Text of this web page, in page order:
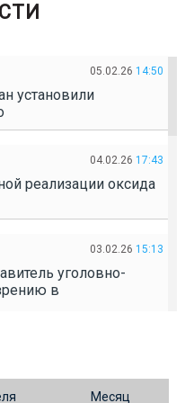
05.02.26 14:50
установили
04.02.26 17:43
реализации оксида
03.02.26 15:13
уголовно-
в
выращивание
Месяц